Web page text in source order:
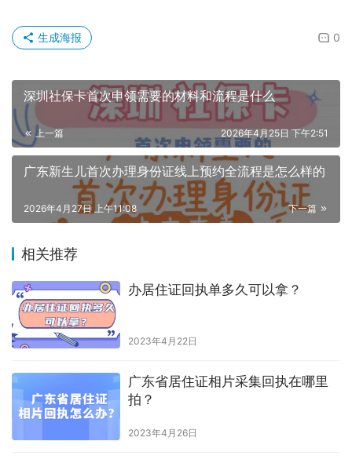
0
生成海报
深圳社保卡首次申领需要的材料和流程是什么
上一篇 2026年4月25日 下午2:51
广东新生儿首次办理身份证线上预约全流程是怎么样的
下一篇
2026年4月27日 上午11:08
相关推荐
办居住证回执单多久可以拿？
2023年4月22日
广东省居住证相片采集回执在哪里
拍？
2023年4月26日